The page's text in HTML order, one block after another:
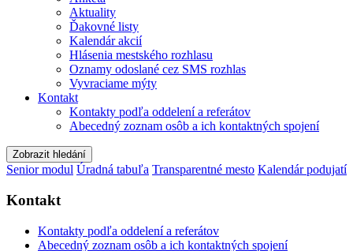
Aktuality
Ďakovné listy
Kalendár akcií
Hlásenia mestského rozhlasu
Oznamy odoslané cez SMS rozhlas
Vyvraciame mýty
Kontakt
Kontakty podľa oddelení a referátov
Abecedný zoznam osôb a ich kontaktných spojení
Zobrazit hledání
Senior modul Úradná tabuľa Transparentné mesto Kalendár podujatí
Kontakt
Kontakty podľa oddelení a referátov
Abecedný zoznam osôb a ich kontaktných spojení